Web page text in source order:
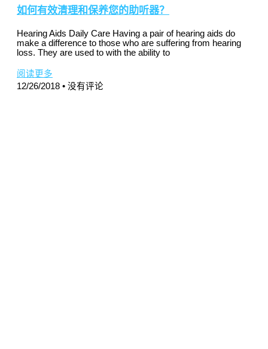
如何有效清理和保养您的助听器？
Hearing Aids Daily Care Having a pair of hearing aids do
make a difference to those who are suffering from hearing
loss. They are used to with the ability to
阅读更多
12/26/2018
没有评论